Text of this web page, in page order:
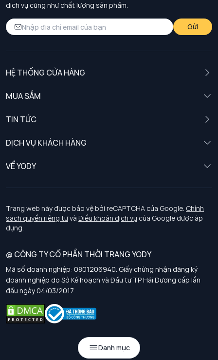
Danh mục
dịch vụ cũng như chất lượng sản phẩm.
Gửi
HỆ THỐNG CỬA HÀNG
MUA SẮM
TIN TỨC
DỊCH VỤ KHÁCH HÀNG
Chính sách khách hàng thân thiết
Chính sách bảo vệ dữ liệu cá nhân
Chính sách thanh toán, giao nhận
Chính sách chất lượng và an toàn sức khoẻ nghề nghiệp
Chính sách đơn đồng phục
Hướng dẫn chọn kích thước
VỀ YODY
Tuyển dụng
Trang web này được bảo vệ bởi reCAPTCHA của Google. Chính
sách quyền riêng tưvà Điều khoản dịch vụ của Google được áp
dụng.
@ CÔNG TY CỔ PHẦN THỜI TRANG YODY
Mã số doanh nghiệp: 0801206940. Giấy chứng nhận đăng ký
doanh nghiệp do Sở Kế hoạch và Đầu tư TP Hải Dương cấp lần
đầu ngày 04/03/2017